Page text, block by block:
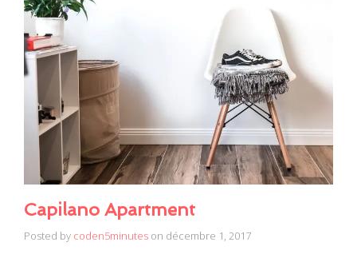
Capilano Apartment
Posted by coden5minutes on décembre 1, 2017